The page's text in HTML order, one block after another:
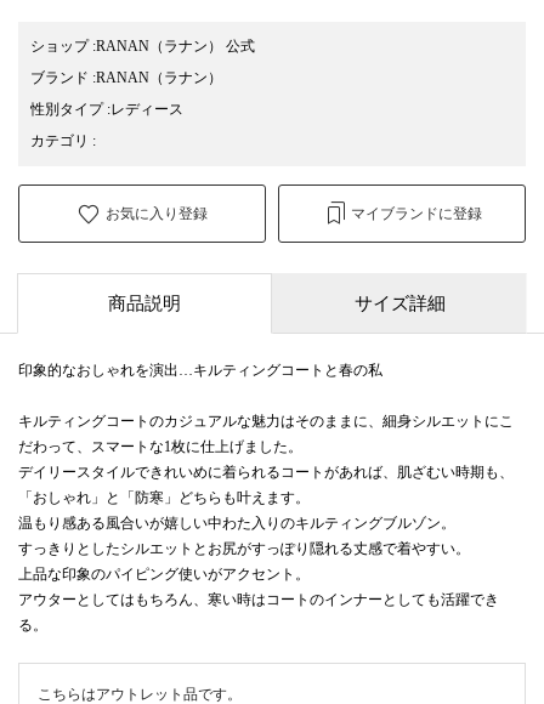
ショップ:RANAN（ラナン） 公式
ブランド :RANAN （ラナン）
性別タイプ:レディース
カテゴリ :
お気に入り登録 マイブランドに登録
商品説明 サイズ詳細
印象的なおしゃれを演出…キルティングコートと春の私
キルティングコートのカジュアルな魅力はそのままに、細身シルエットにこ
だわって、スマートな1枚に仕上げました。
デイリースタイルできれいめに着られるコートがあれば、肌ざむい時期も、
「おしゃれ」と「防寒」どちらも叶えます。
温もり感ある風合いが嬉しい中わた入りのキルティングブルゾン。
すっきりとしたシルエットとお尻がすっぽり隠れる丈感で着やすい。
上品な印象のパイピング使いがアクセント。
アウターとしてはもちろん、寒い時はコートのインナーとしても活躍でき
る。
こちらはアウトレット品です。